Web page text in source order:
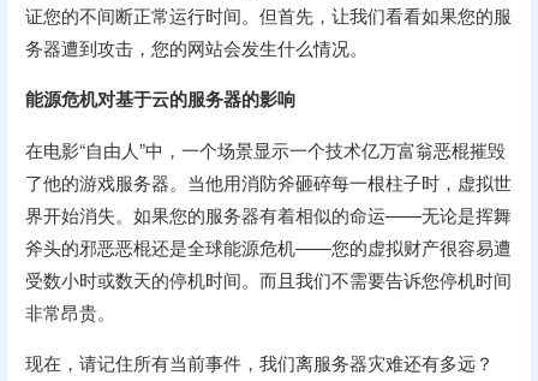
证您的不间断正常运行时间。但首先，让我们看看如果您的服
务器遭到攻击，您的网站会发生什么情况。
能源危机对基于云的服务器的影响
在电影“自由人”中，一个场景显示一个技术亿万富翁恶棍摧毁
了他的游戏服务器。当他用消防斧砸碎每一根柱子时，虚拟世
界开始消失。如果您的服务器有着相似的命运——无论是挥舞
斧头的邪恶恶棍还是全球能源危机——您的虚拟财产很容易遭
受数小时或数天的停机时间。而且我们不需要告诉您停机时间
非常昂贵。
现在，请记住所有当前事件，我们离服务器灾难还有多远？